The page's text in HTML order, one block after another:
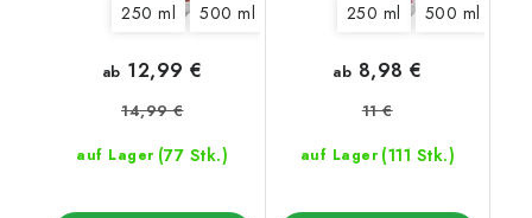
250 ml 500 ml 20 l
auf Lager (77 Stk.)
ab 12,99 €
14,99 €
250 ml 500 ml
auf Lager (111 Stk.)
ab 8,98 €
11 €